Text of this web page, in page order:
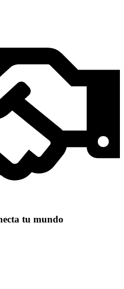
tu mundo